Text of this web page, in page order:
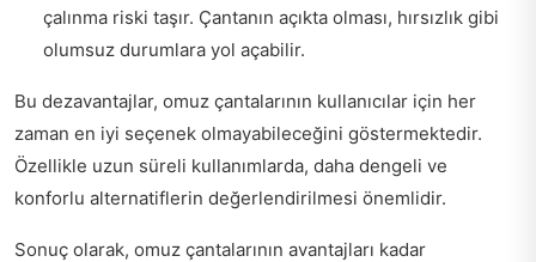
çalınma riski taşır. Çantanın açıkta olması, hırsızlık gibi
olumsuz durumlara yol açabilir.
Bu dezavantajlar, omuz çantalarının kullanıcılar için her
zaman en iyi seçenek olmayabileceğini göstermektedir.
Özellikle uzun süreli kullanımlarda, daha dengeli ve
konforlu alternatiflerin değerlendirilmesi önemlidir.
Sonuç olarak, omuz çantalarının avantajları kadar